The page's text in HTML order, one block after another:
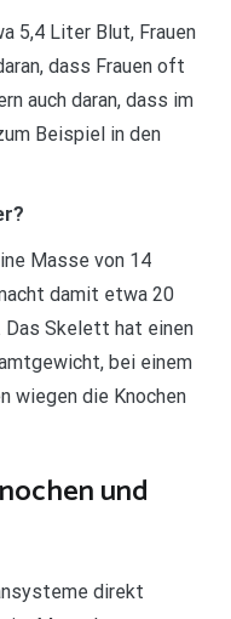
5,4 Liter Blut, Frauen
dass Frauen oft
auch daran, dass im
Beispiel in den
Masse von 14
damit etwa 20
Skelett hat einen
bei einem
wiegen die Knochen
und
direkt